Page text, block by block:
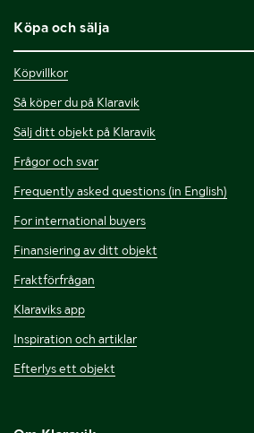
Köpa och sälja
Köpvillkor
Så köper du på Klaravik
Sälj ditt objekt på Klaravik
Frågor och svar
Frequently asked questions (in English)
For international buyers
Finansiering av ditt objekt
Fraktförfrågan
Klaraviks app
Inspiration och artiklar
Efterlys ett objekt